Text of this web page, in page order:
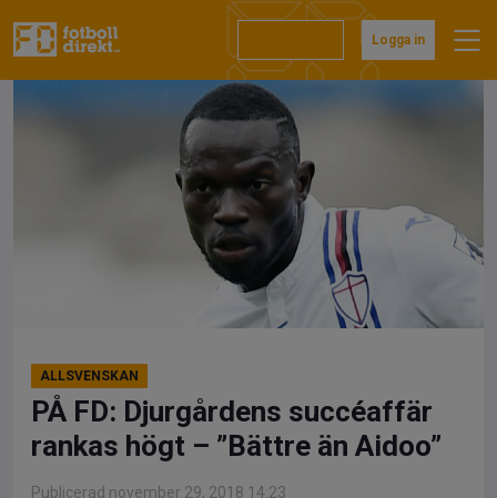
till
Logga in
ALLSVENSKAN
PÅ FD: Djurgårdens succéaffär
rankas högt – ”Bättre än Aidoo”
Publicerad november 29, 2018 14:23